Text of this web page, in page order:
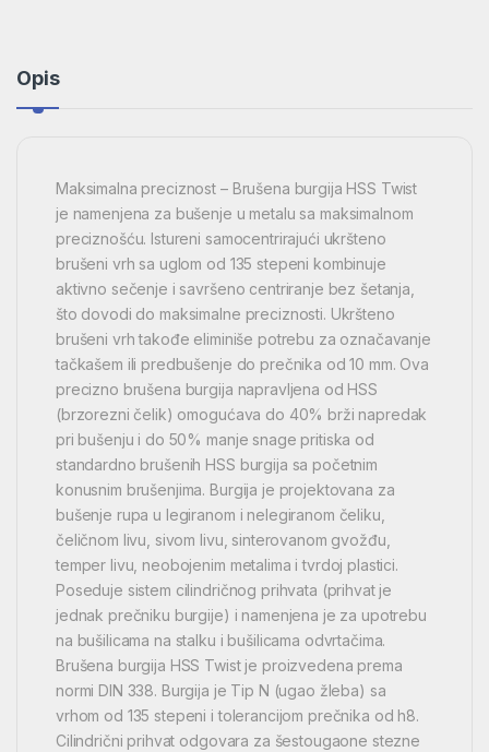
Opis
Maksimalna preciznost – Brušena burgija HSS Twist
je namenjena za bušenje u metalu sa maksimalnom
preciznošću. Istureni samocentrirajući ukršteno
brušeni vrh sa uglom od 135 stepeni kombinuje
aktivno sečenje i savršeno centriranje bez šetanja,
što dovodi do maksimalne preciznosti. Ukršteno
brušeni vrh takođe eliminiše potrebu za označavanje
tačkašem ili predbušenje do prečnika od 10 mm. Ova
precizno brušena burgija napravljena od HSS
(brzorezni čelik) omogućava do 40% brži napredak
pri bušenju i do 50% manje snage pritiska od
standardno brušenih HSS burgija sa početnim
konusnim brušenjima. Burgija je projektovana za
bušenje rupa u legiranom i nelegiranom čeliku,
čeličnom livu, sivom livu, sinterovanom gvožđu,
temper livu, neobojenim metalima i tvrdoj plastici.
Poseduje sistem cilindričnog prihvata (prihvat je
jednak prečniku burgije) i namenjena je za upotrebu
na bušilicama na stalku i bušilicama odvrtačima.
Brušena burgija HSS Twist je proizvedena prema
normi DIN 338. Burgija je Tip N (ugao žleba) sa
vrhom od 135 stepeni i tolerancijom prečnika od h8.
Cilindrični prihvat odgovara za šestougaone stezne